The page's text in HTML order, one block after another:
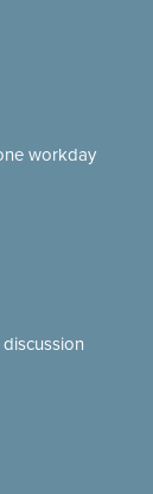
workday